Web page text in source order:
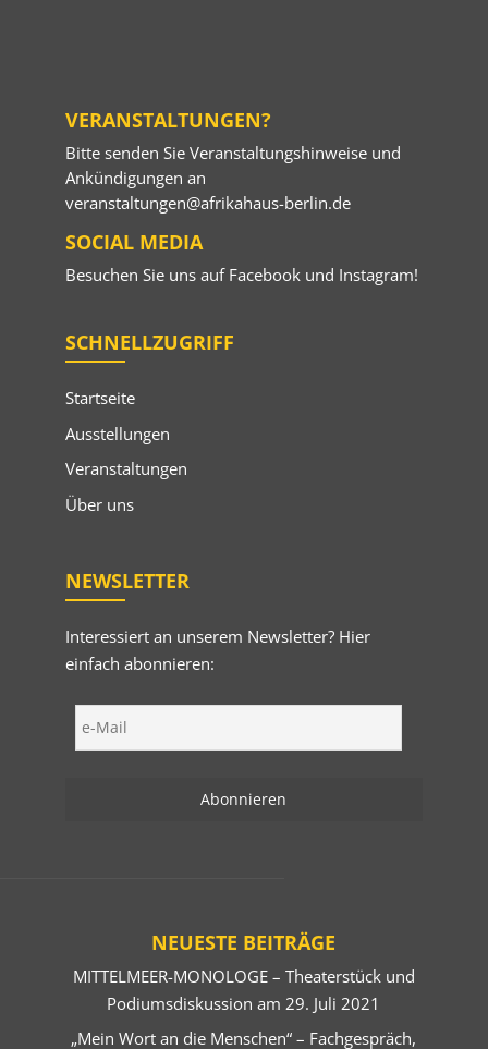
VERANSTALTUNGEN?
Bitte senden Sie Veranstaltungshinweise und
Ankündigungen an
veranstaltungen@afrikahaus-berlin.de
SOCIAL MEDIA
Besuchen Sie uns auf Facebookund Instagram!
SCHNELLZUGRIFF
Startseite
Ausstellungen
Veranstaltungen
Über uns
NEWSLETTER
Interessiert an unserem Newsletter? Hier
einfach abonnieren:
NEUESTE BEITRÄGE
MITTELMEER-MONOLOGE – Theaterstück und
Podiumsdiskussion am 29. Juli 2021
„Mein Wort an die Menschen“ – Fachgespräch,